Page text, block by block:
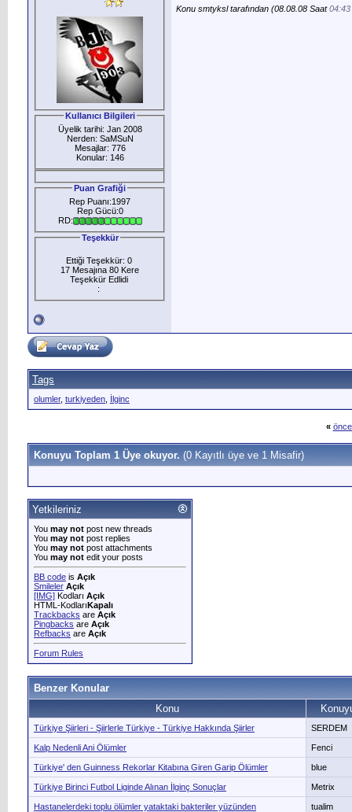
Kullanıcı Bilgileri
Üyelik tarihi: Jan 2008
Nerden: SaMSuN
Mesajlar: 776
Konular: 146
Puan Grafiği
Rep Puanı:1997
Rep Gücü:0
RD:
Teşekkür
Ettiği Teşekkür: 0
17 Mesajına 80 Kere
Teşekkür Edlidi
:
Konu smtyksl tarafından (08.08.08 Saat04:43
Tags
olumler, turkiyeden İlginc
«
Konuyu Toplam 1 Üye okuyor. (0 Kayıtlı üye ve 1 Misafir)
Yetkileriniz
You may not post new threads
You may not post replies
You may not post attachments
You may not edit your posts
BB code is Açık
Smileler Açık
[IMG] Kodları Açık
HTML-KodlarıKapalı
Trackbacks are Açık
Pingbacks are Açık
Refbacks are Açık
Forum Rules
Benzer Konular
Konu
Türkiye Şiirleri - Şiirlerle Türkiye - Türkiye Hakkında Şiirler SERDEM
Kalp Nedenli Ani Ölümler Fenci
Türkiye' den Guinness Rekorlar Kitabına Giren Garip Ölümler blue
Türkiye Birinci Futbol Liginde Alınan İlginç Sonuçlar Metrix
Hastanelerdeki toplu ölümler yataktaki bakteriler yüzünden tualim